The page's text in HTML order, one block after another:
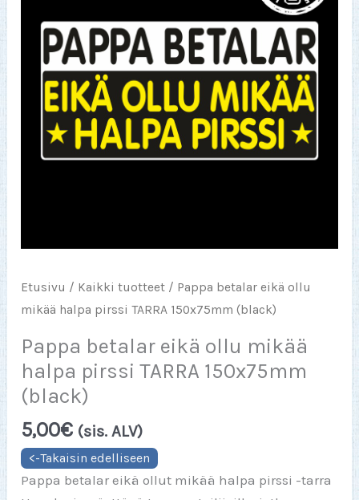
Etusivu / Kaikki tuotteet / Pappa betalar eikä ollu
mikää halpa pirssi TARRA 150x75mm (black)
Pappa betalar eikä ollu mikää
halpa pirssi TARRA 150x75mm
(black)
5,00€ (sis. ALV)
Pappa betalar eikä ollut mikää halpa pirssi -tarra